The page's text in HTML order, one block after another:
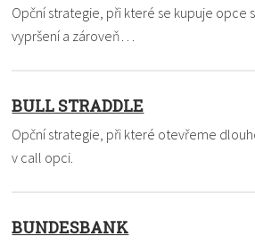
Opční strategie, při které se kupuje opce
vypršení a zároveň…
BULL STRADDLE
Opční strategie, při které otevřeme
v call opci.
BUNDESBANK